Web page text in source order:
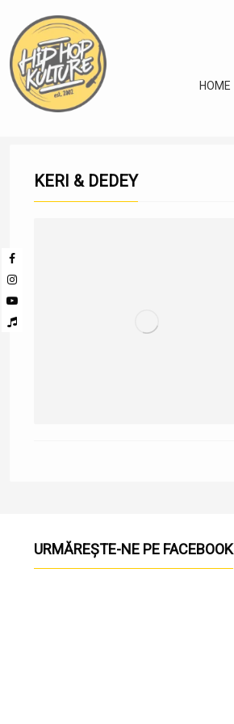
HOME
KERI & DEDEY
URMĂREȘTE-NE PE FACEBOOK